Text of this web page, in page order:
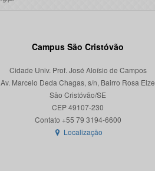
Campus São Cristóvão
Cidade Univ. Prof. José Aloísio de Campos
Av. Marcelo Deda Chagas, s/n, Bairro Rosa Elze
São Cristóvão/SE
CEP 49107-230
Localização